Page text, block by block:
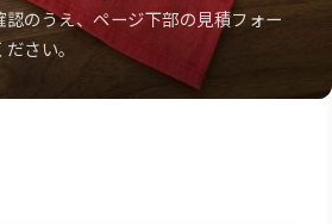
のうえ、ページ下部の見積フォー
さい。